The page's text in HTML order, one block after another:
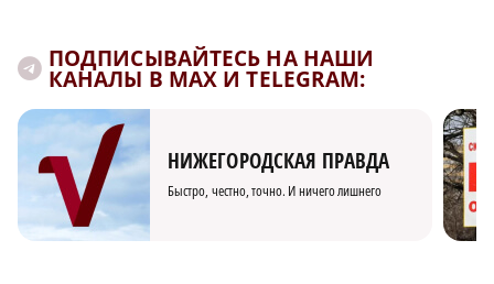
ПОДПИСЫВАЙТЕСЬ НА НАШИ
КАНАЛЫ В MAX И TELEGRAM:
НИЖЕГОРОДСКАЯ ПРАВДА
Быстро, честно, точно. И ничего лишнего